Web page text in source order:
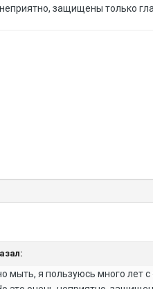
защищены только
мыть, я пользуюсь много лет